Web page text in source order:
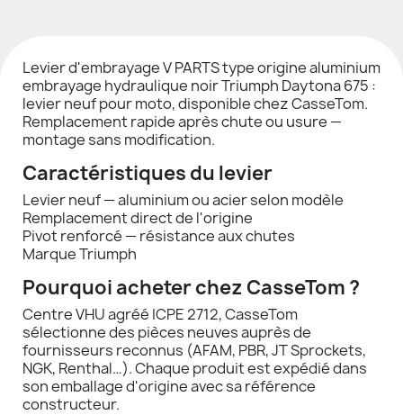
Levier d'embrayage V PARTS type origine aluminium
embrayage hydraulique noir Triumph Daytona 675 :
levier neuf pour moto, disponible chez CasseTom.
Remplacement rapide après chute ou usure —
montage sans modification.
Caractéristiques du levier
Levier neuf — aluminium ou acier selon modèle
Remplacement direct de l'origine
Pivot renforcé — résistance aux chutes
Marque Triumph
Pourquoi acheter chez CasseTom ?
Centre VHU agréé ICPE 2712, CasseTom
sélectionne des pièces neuves auprès de
fournisseurs reconnus (AFAM, PBR, JT Sprockets,
NGK, Renthal…). Chaque produit est expédié dans
son emballage d'origine avec sa référence
constructeur.